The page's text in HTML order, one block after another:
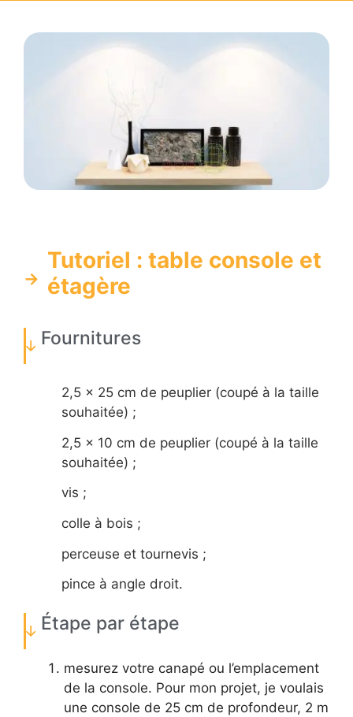
Tutoriel : table console et
étagère
Fournitures
2,5 x 25 cm de peuplier (coupé à la taille
souhaitée) ;
2,5 x 10 cm de peuplier (coupé à la taille
souhaitée) ;
vis ;
colle à bois ;
perceuse et tournevis ;
pince à angle droit.
Étape par étape
mesurez votre canapé ou l’emplacement
de la console. Pour mon projet, je voulais
une console de 25 cm de profondeur, 2 m